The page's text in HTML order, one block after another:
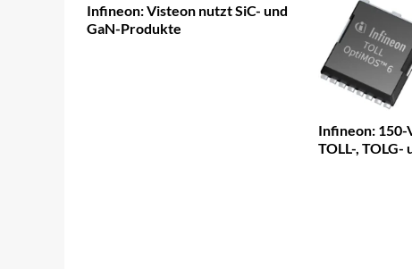
Infineon: Visteon nutzt SiC- und
GaN-Produkte
Infineon: 150-
TOLL-, TOLG-